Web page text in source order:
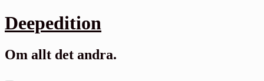
Gå
till
Deepedition
Om allt det andra.